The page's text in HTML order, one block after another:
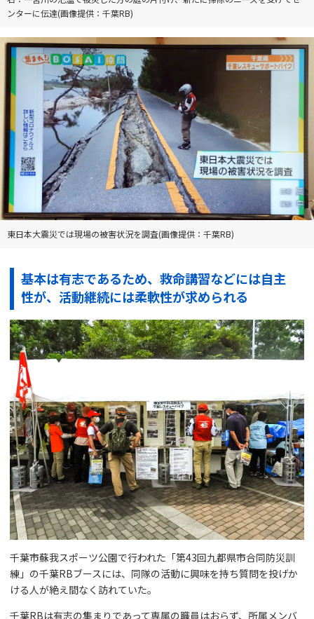
ンターに伝達(画像提供：千葉RB)
東日本大震災では現場の被害状況を調査(画像提供：千葉RB)
基本は有志であるため、救命講習などには自主
性が、活動継続には柔軟性が求められる
千葉市蘇我スポーツ公園で行われた「第43回九都県市合同防災訓
練」の千葉RBブースには、同隊の活動に興味を持ち質問を投げか
ける人が絶え間なく訪れていた。
千葉RBは有志の集まりであって専属の職員はおらず、所属メンバ